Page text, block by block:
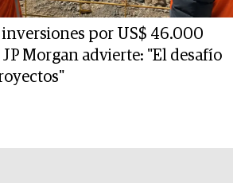
inversiones por US$ 46.000
Morgan advierte: "El desafío